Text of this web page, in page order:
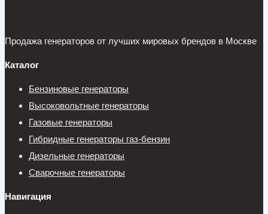
Продажа генераторов от лучших мировых брендов в Москве
Каталог
Бензиновые генераторы
Высоковольтные генераторы
Газовые генераторы
Гибридные генераторы газ-бензин
Дизельные генераторы
Сварочные генераторы
Навигация